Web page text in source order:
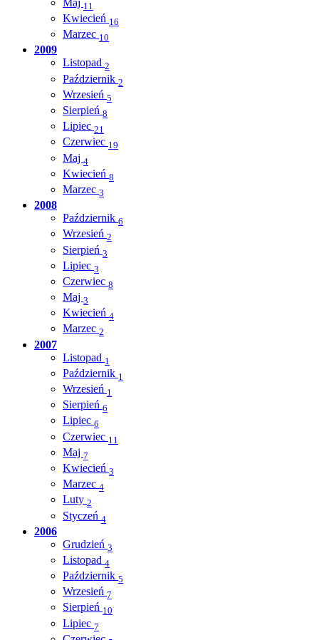
11
Kwiecień 16
Marzec 10
2009
Listopad 2
Październik 2
Wrzesień 5
Sierpień 8
Lipiec 21
Czerwiec 19
Maj 4
Kwiecień 8
Marzec 3
2008
Październik 6
Wrzesień 2
Sierpień 3
Lipiec 3
Czerwiec 8
Maj 3
Kwiecień 4
Marzec 2
2007
Listopad 1
Październik 1
Wrzesień 1
Sierpień 6
Lipiec 6
Czerwiec 11
Maj 7
Kwiecień 3
Marzec 4
Luty 2
Styczeń 4
2006
Grudzień 3
Listopad 4
Październik 5
Wrzesień 7
Sierpień 10
Lipiec 7